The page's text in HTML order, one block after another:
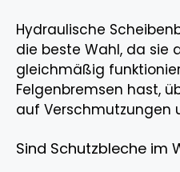
Hydraulische
die beste Wahl, da sie
gleichmäßig
Felgenbremsen hast,
auf Verschmutzungen
Sind Schutzbleche im